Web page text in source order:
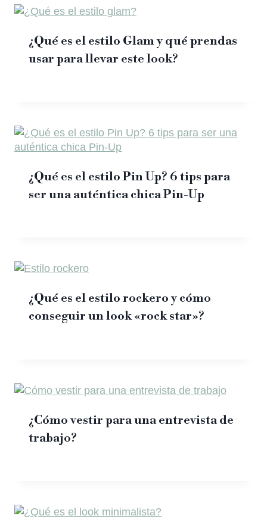
¿Qué es el estilo Glam y qué prendas
usar para llevar este look?
¿Qué es el estilo Pin Up? 6 tips para
ser una auténtica chica Pin-Up
¿Qué es el estilo rockero y cómo
conseguir un look «rock star»?
¿Cómo vestir para una entrevista de
trabajo?